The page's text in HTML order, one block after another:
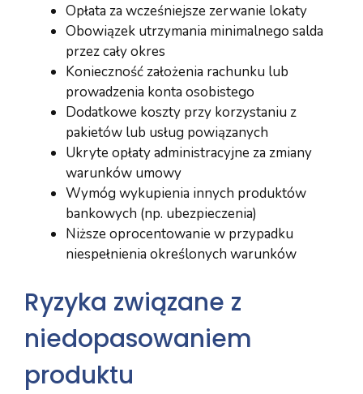
Opłata za wcześniejsze zerwanie lokaty
Obowiązek utrzymania minimalnego salda
przez cały okres
Konieczność założenia rachunku lub
prowadzenia konta osobistego
Dodatkowe koszty przy korzystaniu z
pakietów lub usług powiązanych
Ukryte opłaty administracyjne za zmiany
warunków umowy
Wymóg wykupienia innych produktów
bankowych (np. ubezpieczenia)
Niższe oprocentowanie w przypadku
niespełnienia określonych warunków
Ryzyka związane z
niedopasowaniem
produktu